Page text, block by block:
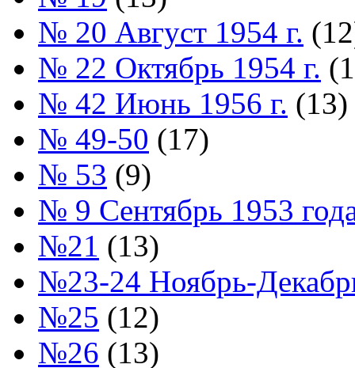
№ 20 Август 1954 г.
№ 22 Октябрь 1954 г.
№ 42 Июнь 1956 г. (13)
№ 49-50 (17)
№ 53 (9)
№ 9 Сентябрь 1953
№21 (13)
№23-24 Ноябрь-
№25 (12)
№26 (13)